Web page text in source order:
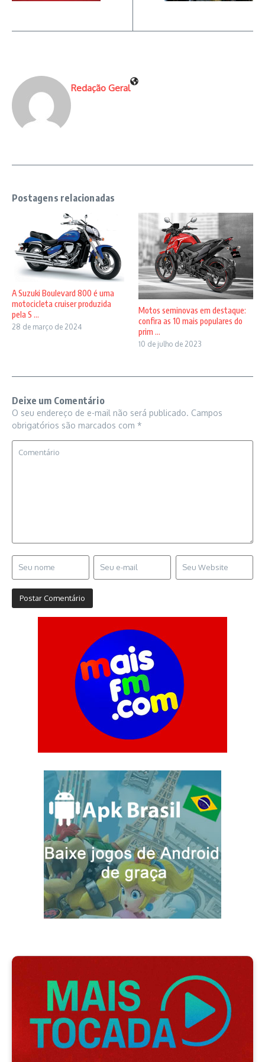
Redação Geral
Postagens relacionadas
A Suzuki Boulevard 800 é uma
motocicleta cruiser produzida
pela S ...
28 de março de 2024
Motos seminovas em destaque:
confira as 10 mais populares do
prim ...
10 de julho de 2023
Deixe um Comentário
O seu endereço de e-mail não será publicado. Campos
obrigatórios são marcados com *